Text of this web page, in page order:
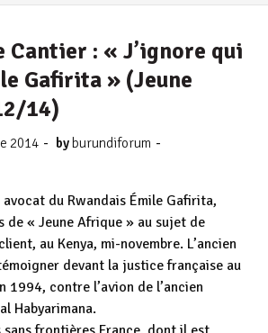
4 août 2026
Cantier : « J’ignore qui
Gafirita » (Jeune
14)
2014 - by burundiforum -
du Rwandais Émile Gafirita,
de « Jeune Afrique » au sujet de
au Kenya, mi-novembre. L’ancien
devant la justice française au
1994, contre l’avion de l’ancien
Habyarimana.